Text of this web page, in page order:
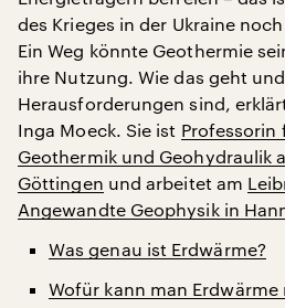
des Krieges in der Ukraine
Ein Weg könnte Geothermie
ihre Nutzung. Wie das geht
Herausforderungen sind,
Inga Moeck. Sie ist Professorin
Geothermik und Geohydraulik
Göttingen und arbeitet am
Angewandte Geophysik in
Was genau ist Erdwärme?
Wofür kann man Erdwärme